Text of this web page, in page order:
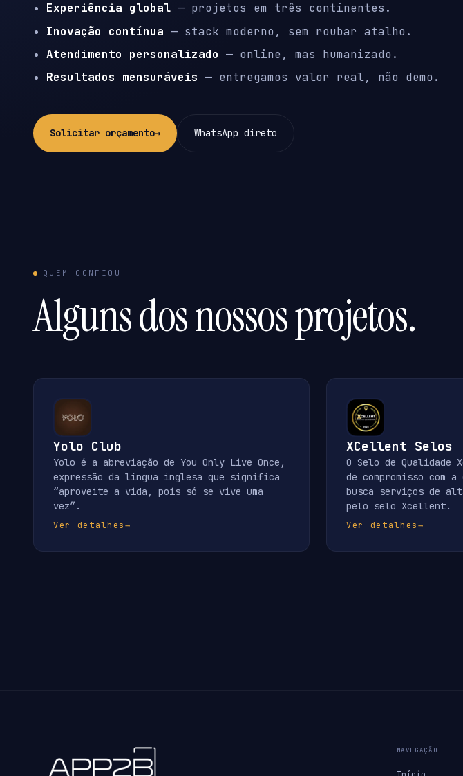
Experiência global — projetos em três continentes.
Inovação contínua — stack moderno, sem roubar atalho.
Atendimento personalizado — online, mas humanizado.
Resultados mensuráveis — entregamos valor real, não demo.
Solicitar orçamento→ WhatsApp direto
QUEM CONFIOU
Alguns dos nossos projetos.
Yolo Club
Yolo é a abreviação de You Only Live Once,
expressão da língua inglesa que significa
“aproveite a vida, pois só se vive uma
vez”.
Ver detalhes→
XCellent Selos
O Selo de Qualidade
de compromisso com
busca serviços de
pelo selo Xcellent.
Ver detalhes→
NAVEGAÇÃO